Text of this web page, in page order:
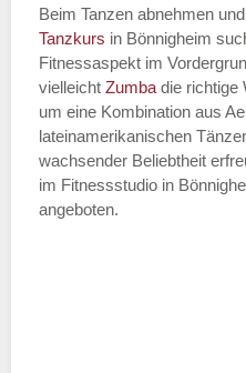
Beim Tanzen abnehmen
Tanzkurs in Bönnigheim
Fitnessaspekt im
vielleicht Zumba die richtige
um eine Kombination aus
lateinamerikanischen
wachsender Beliebtheit
im Fitnessstudio in
angeboten.